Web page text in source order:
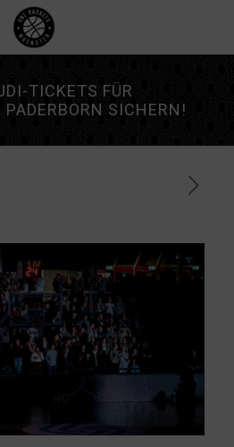
TICKETS FÜR
SICHERN!